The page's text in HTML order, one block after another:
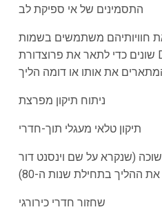
התסמינים של אי ספיקת לב
חוויותיהם משתמשים בשמות
שונים כדי לתאר את פרוצדורת DOR. הנה כמה שמות נוספים
ניתוח תיקון מפרצת
תיקון טלאי מעגלי תוך-חדרי
(שנקרא על שם וינסנט דור
ההליך בתחילת שנות ה-80)
שחזור חדרי כירורגי